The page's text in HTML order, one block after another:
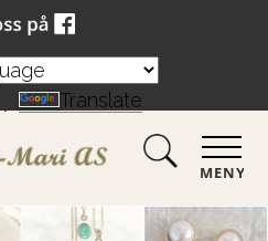
MENY
Translate